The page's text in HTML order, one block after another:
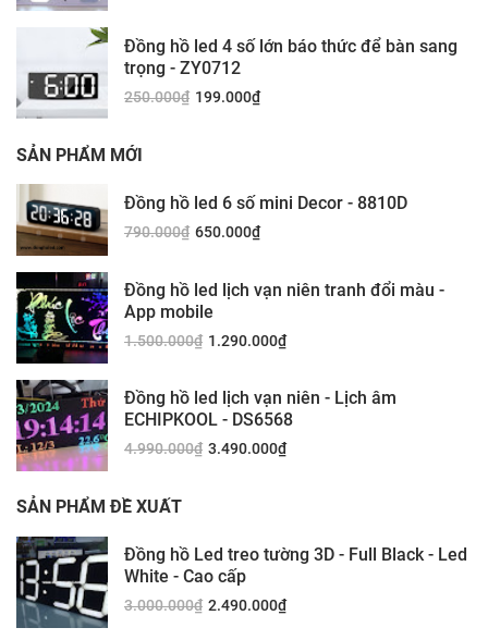
Đồng hồ led 4 số lớn báo thức để bàn sang
trọng - ZY0712
250.000₫ 199.000₫
SẢN PHẨM MỚI
Đồng hồ led 6 số mini Decor - 8810D
790.000₫ 650.000₫
Đồng hồ led lịch vạn niên tranh đổi màu -
App mobile
1.500.000₫ 1.290.000₫
Đồng hồ led lịch vạn niên - Lịch âm
ECHIPKOOL - DS6568
4.990.000₫ 3.490.000₫
SẢN PHẨM ĐỀ XUẤT
Đồng hồ Led treo tường 3D - Full Black - Led
White - Cao cấp
3.000.000₫ 2.490.000₫